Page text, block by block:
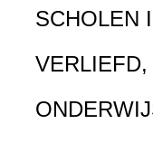
SCHOLEN